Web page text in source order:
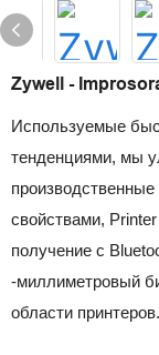
Zywell -
Используемые
тенденциями, мы
свойствами,
получение с
-миллиметровый
области принтеров.